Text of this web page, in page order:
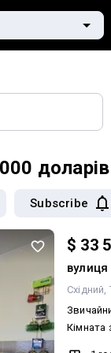
доларів
Subscribe
$ 33
Східний
Кімната